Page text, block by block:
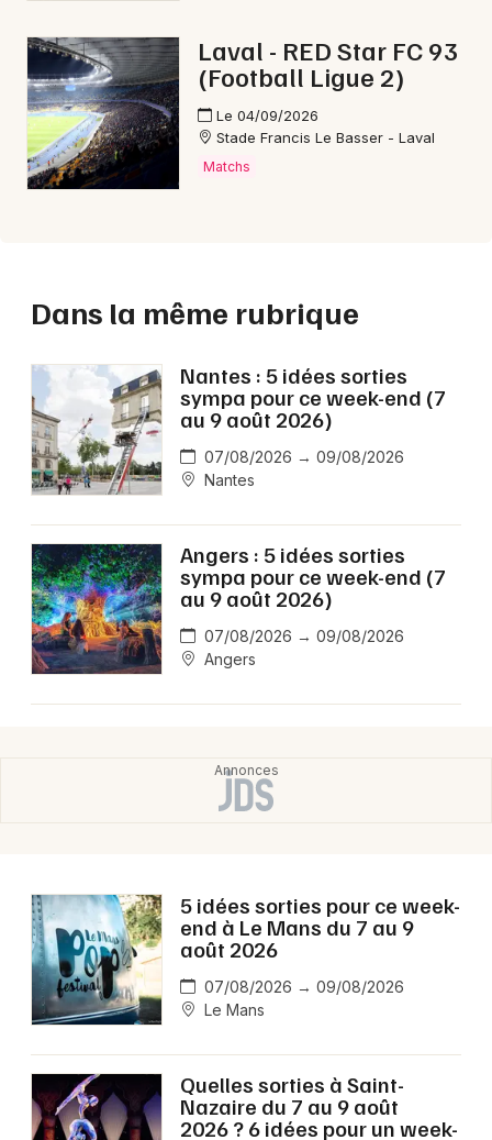
Laval - RED Star FC 93
(Football Ligue 2)
Le 04/09/2026
Stade Francis Le Basser - Laval
Matchs
Dans la même rubrique
Nantes : 5 idées sorties
sympa pour ce week-end (7
au 9 août 2026)
07/08/2026 → 09/08/2026
Nantes
Angers : 5 idées sorties
sympa pour ce week-end (7
au 9 août 2026)
07/08/2026 → 09/08/2026
Angers
5 idées sorties pour ce week-
end à Le Mans du 7 au 9
août 2026
07/08/2026 → 09/08/2026
Le Mans
Quelles sorties à Saint-
Nazaire du 7 au 9 août
2026 ? 6 idées pour un week-